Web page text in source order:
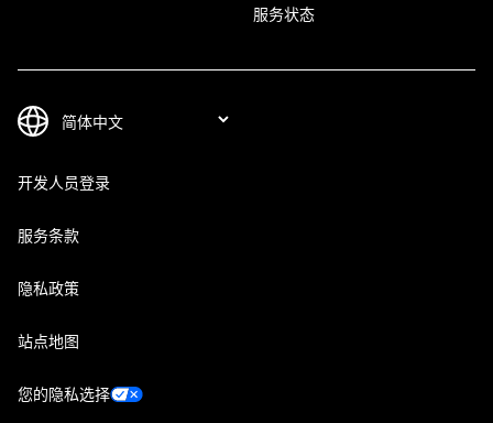
服务状态
开发人员登录
服务条款
隐私政策
站点地图
您的隐私选择